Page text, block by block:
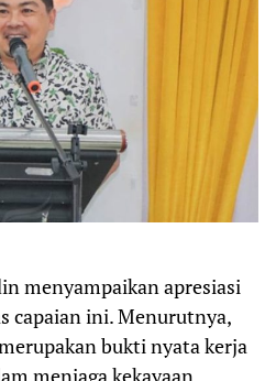
menyampaikan apresiasi
capaian ini. Menurutnya,
bukti nyata kerja
menjaga kekayaan